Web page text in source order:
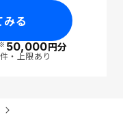
みる
50,000円分
・上限あり